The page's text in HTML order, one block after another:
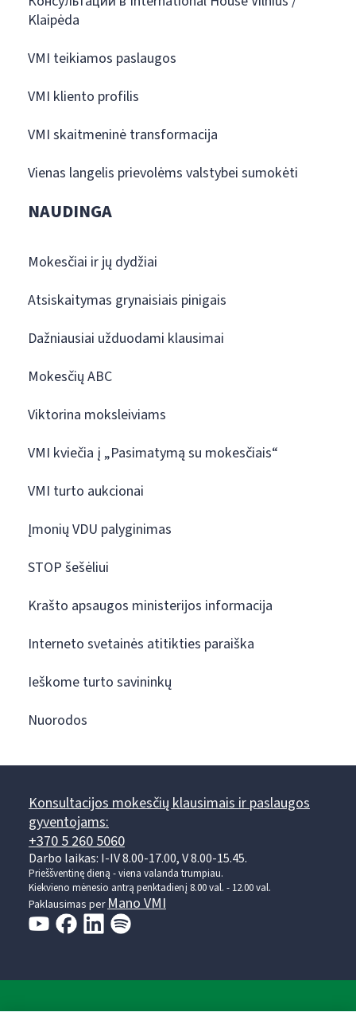
Klaipėda
VMI teikiamos paslaugos
VMI kliento profilis
VMI skaitmeninė transformacija
Vienas langelis prievolėms valstybei sumokėti
NAUDINGA
Mokesčiai ir jų dydžiai
Atsiskaitymas grynaisiais pinigais
Dažniausiai užduodami klausimai
Mokesčių ABC
Viktorina moksleiviams
VMI kviečia į „Pasimatymą su mokesčiais“
VMI turto aukcionai
Įmonių VDU palyginimas
STOP šešėliui
Krašto apsaugos ministerijos informacija
Interneto svetainės atitikties paraiška
Ieškome turto savininkų
Nuorodos
Konsultacijos mokesčių klausimais ir paslaugos
gyventojams:
+370 5 260 5060
Darbo laikas: I-IV 8.00-17.00, V 8.00-15.45.
Prieššventinę dieną - viena valanda trumpiau.
Kiekvieno mėnesio antrą penktadienį 8.00 val. - 12.00 val.
Paklausimas perMano VMI